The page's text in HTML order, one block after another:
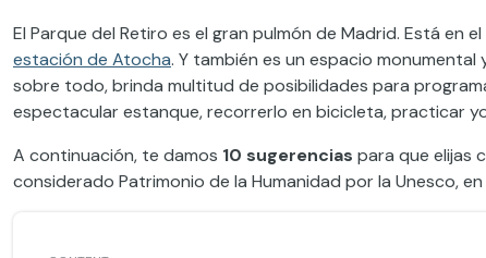
El Parque del Retiro es el gran pulmón de Madrid. Está en
estación de Atocha. Y también es un espacio
sobre todo, brinda multitud de posibilidades para
espectacular estanque, recorrerlo en bicicleta, practicar
A continuación, te damos 10 sugerencias para que elijas
considerado Patrimonio de la Humanidad por la Unesco,